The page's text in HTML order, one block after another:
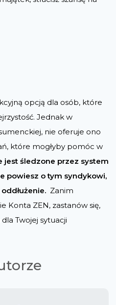
opcją dla osób, które
Jednak w
nie oferuje ono
które mogłyby pomóc w
jest śledzone przez system
powiesz o tym syndykowi,
Zanim
Konta ZEN, zastanów się,
Twojej sytuacji